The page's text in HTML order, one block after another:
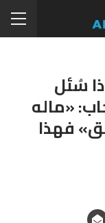
سُئل
«ماله
فهذا